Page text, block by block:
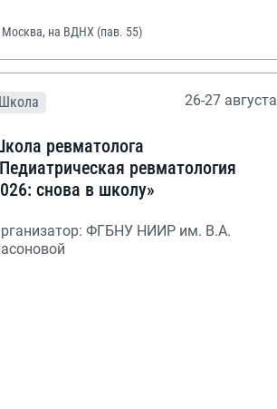
Москва, на ВДНХ (пав. 55)
Школа 26-27 августа
ревматолога
ревматология
снова в школу»
ФГБНУ НИИР им. В.А.